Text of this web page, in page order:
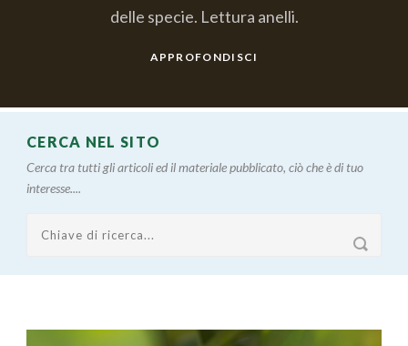
delle specie. Lettura anelli.
APPROFONDISCI
CERCA NEL SITO
Cerca tra tutti gli articoli ed il materiale pubblicato, ciò che è di tuo
interesse....